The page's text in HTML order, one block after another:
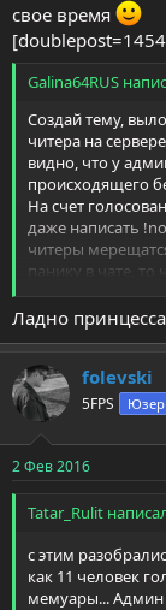
свое время
Galina64RUS
Создай тему,
читера на
видно, что у
происходящего
На счет
даже написать
читеры
панику в чате, то
проголосуют за
компанию
прошедшие
нашего
Во вторых, админ
подозрительным
него в
момент отойти
работать админка
во время раунда
Ладно
folevski
5FPS Юзер
2 Фев 2016
Tatar_Rulit
с этим
как 11 человек
мемуары... Админ